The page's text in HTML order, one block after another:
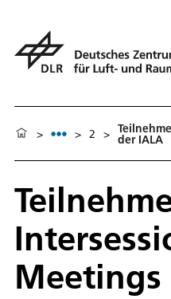
> > 2 > der IALA
Meetings